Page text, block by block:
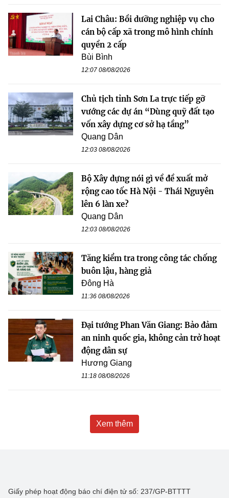
Lai Châu: Bồi dưỡng nghiệp vụ cho
cán bộ cấp xã trong mô hình chính
quyền 2 cấp
Bùi Bình
12:07 08/08/2026
Chủ tịch tỉnh Sơn La trực tiếp gỡ
vướng các dự án “Dùng quỹ đất tạo
vốn xây dựng cơ sở hạ tầng”
Quang Dân
12:03 08/08/2026
Bộ Xây dựng nói gì về đề xuất mở
rộng cao tốc Hà Nội - Thái Nguyên
lên 6 làn xe?
Quang Dân
12:03 08/08/2026
Tăng kiểm tra trong công tác chống
buôn lậu, hàng giả
Đông Hà
11:36 08/08/2026
Đại tướng Phan Văn Giang: Bảo đảm
an ninh quốc gia, không cản trở hoạt
động dân sự
Hương Giang
11:18 08/08/2026
Xem thêm
Giấy phép hoạt động báo chí điện tử số: 237/GP-BTTTT